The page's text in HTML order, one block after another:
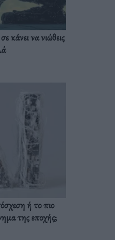
κάνει να νιώθεις
ή το πιο
της εποχής;